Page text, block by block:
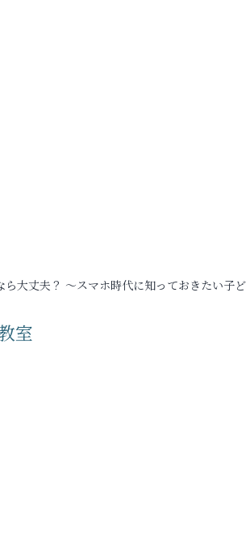
ら大丈夫？ ～スマホ時代に知っておきたい子
室